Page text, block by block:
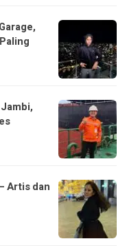
Artis dan